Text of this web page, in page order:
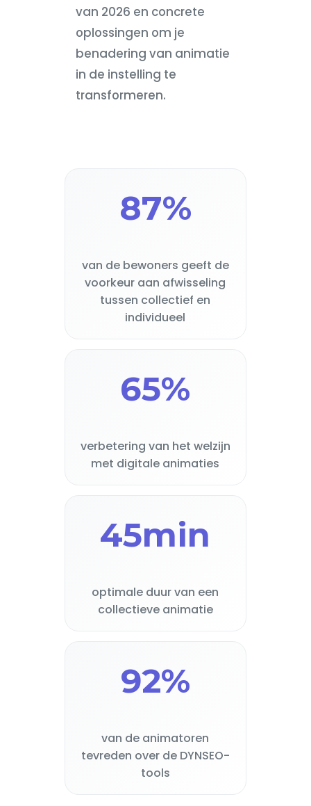
van 2026 en concrete
oplossingen om je
benadering van animatie
in de instelling te
transformeren.
87%
van de bewoners geeft de
voorkeur aan afwisseling
tussen collectief en
individueel
65%
verbetering van het welzijn
met digitale animaties
45min
optimale duur van een
collectieve animatie
92%
van de animatoren
tevreden over de DYNSEO-
tools